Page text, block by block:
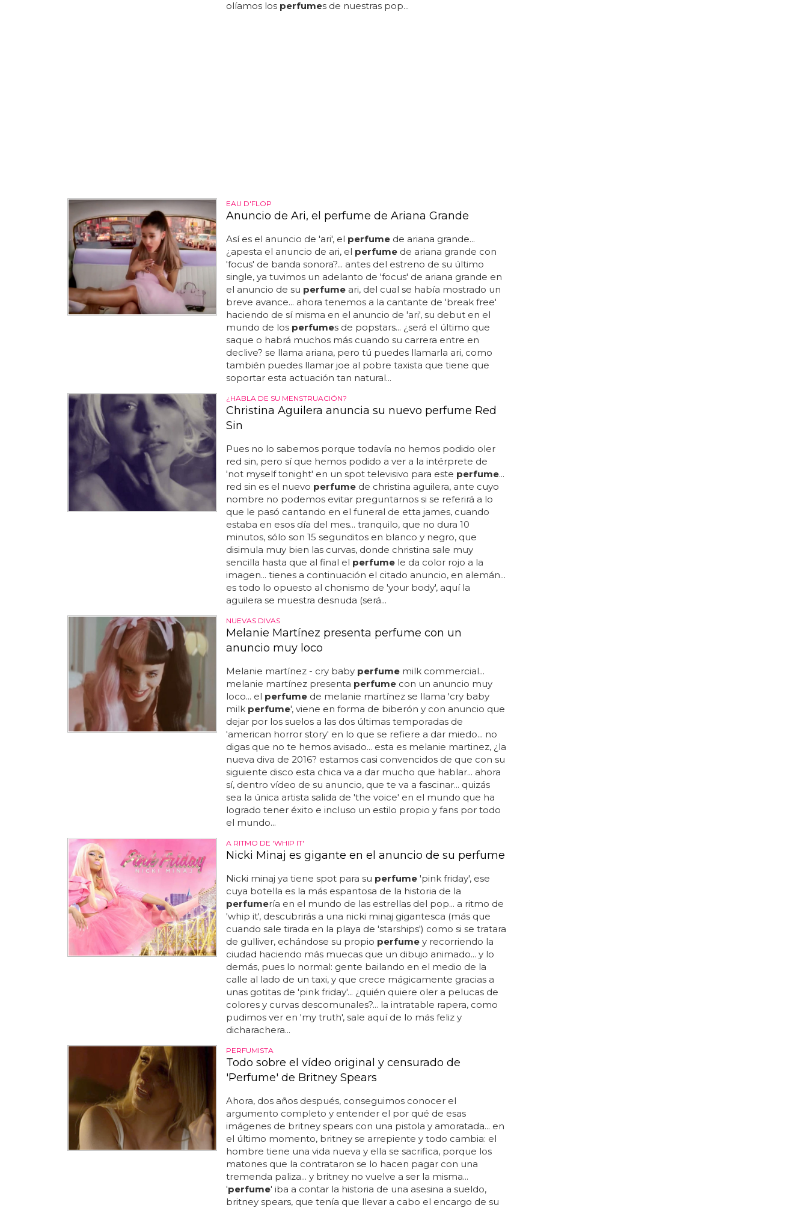
olíamos los perfumes de nuestras pop...
EAU D'FLOP
Anuncio de Ari, el perfume de Ariana Grande
Así es el anuncio de 'ari', el perfumede ariana grande...
¿apesta el anuncio de ari, el perfumede ariana grande con
'focus' de banda sonora?... antes del estreno de su último
single, ya tuvimos un adelanto de 'focus' de ariana grande en
el anuncio de su perfumeari, del cual se había mostrado un
breve avance... ahora tenemos a la cantante de 'break free'
haciendo de sí misma en el anuncio de 'ari', su debut en el
mundo de los perfumes de popstars... ¿será el último que
saque o habrá muchos más cuando su carrera entre en
declive? se llama ariana, pero tú puedes llamarla ari, como
también puedes llamar joe al pobre taxista que tiene que
soportar esta actuación tan natural...
¿HABLA DE SU MENSTRUACIÓN?
Christina Aguilera anuncia su nuevo perfume Red
Sin
Pues no lo sabemos porque todavía no hemos podido oler
red sin, pero sí que hemos podido a ver a la intérprete de
'not myself tonight' en un spot televisivo para este perfume...
red sin es el nuevo perfumede christina aguilera, ante cuyo
nombre no podemos evitar preguntarnos si se referirá a lo
que le pasó cantando en el funeral de etta james, cuando
estaba en esos día del mes... tranquilo, que no dura 10
minutos, sólo son 15 segunditos en blanco y negro, que
disimula muy bien las curvas, donde christina sale muy
sencilla hasta que al final el perfumele da color rojo a la
imagen... tienes a continuación el citado anuncio, en alemán...
es todo lo opuesto al chonismo de 'your body', aquí la
aguilera se muestra desnuda (será...
NUEVAS DIVAS
Melanie Martínez presenta perfume con un
anuncio muy loco
Melanie martínez - cry baby perfumemilk commercial...
melanie martínez presenta perfumecon un anuncio muy
loco... el perfumede melanie martínez se llama 'cry baby
milk perfume', viene en forma de biberón y con anuncio que
dejar por los suelos a las dos últimas temporadas de
'american horror story' en lo que se refiere a dar miedo... no
digas que no te hemos avisado... esta es melanie martinez, ¿la
nueva diva de 2016? estamos casi convencidos de que con su
siguiente disco esta chica va a dar mucho que hablar... ahora
sí, dentro vídeo de su anuncio, que te va a fascinar... quizás
sea la única artista salida de 'the voice' en el mundo que ha
logrado tener éxito e incluso un estilo propio y fans por todo
el mundo...
A RITMO DE 'WHIP IT'
Nicki Minaj es gigante en el anuncio de su perfume
Nicki minaj ya tiene spot para su perfume'pink friday', ese
cuya botella es la más espantosa de la historia de la
perfumería en el mundo de las estrellas del pop... a ritmo de
'whip it', descubrirás a una nicki minaj gigantesca (más que
cuando sale tirada en la playa de 'starships') como si se tratara
de gulliver, echándose su propio perfumey recorriendo la
ciudad haciendo más muecas que un dibujo animado... y lo
demás, pues lo normal: gente bailando en el medio de la
calle al lado de un taxi, y que crece mágicamente gracias a
unas gotitas de 'pink friday'... ¿quién quiere oler a pelucas de
colores y curvas descomunales?... la intratable rapera, como
pudimos ver en 'my truth', sale aquí de lo más feliz y
dicharachera...
PERFUMISTA
Todo sobre el vídeo original y censurado de
'Perfume' de Britney Spears
Ahora, dos años después, conseguimos conocer el
argumento completo y entender el por qué de esas
imágenes de britney spears con una pistola y amoratada... en
el último momento, britney se arrepiente y todo cambia: el
hombre tiene una vida nueva y ella se sacrifica, porque los
matones que la contrataron se lo hacen pagar con una
tremenda paliza... y britney no vuelve a ser la misma...
'perfume' iba a contar la historia de una asesina a sueldo,
britney spears, que tenía que llevar a cabo el encargo de su